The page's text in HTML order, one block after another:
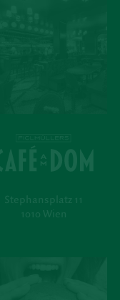
Stephansplatz 11
1010 Wien